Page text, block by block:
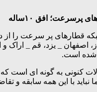
اصفهان _ یزد، قم _
کنونی به گونه ای است
با این همه سابقه و